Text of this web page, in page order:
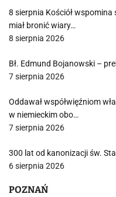
8 sierpnia Kościół wspomina
miał bronić wiary…
8 sierpnia 2026
Bł. Edmund Bojanowski –
7 sierpnia 2026
Oddawał współwięźniom
w niemieckim obo…
7 sierpnia 2026
300 lat od kanonizacji św.
6 sierpnia 2026
POZNAŃ